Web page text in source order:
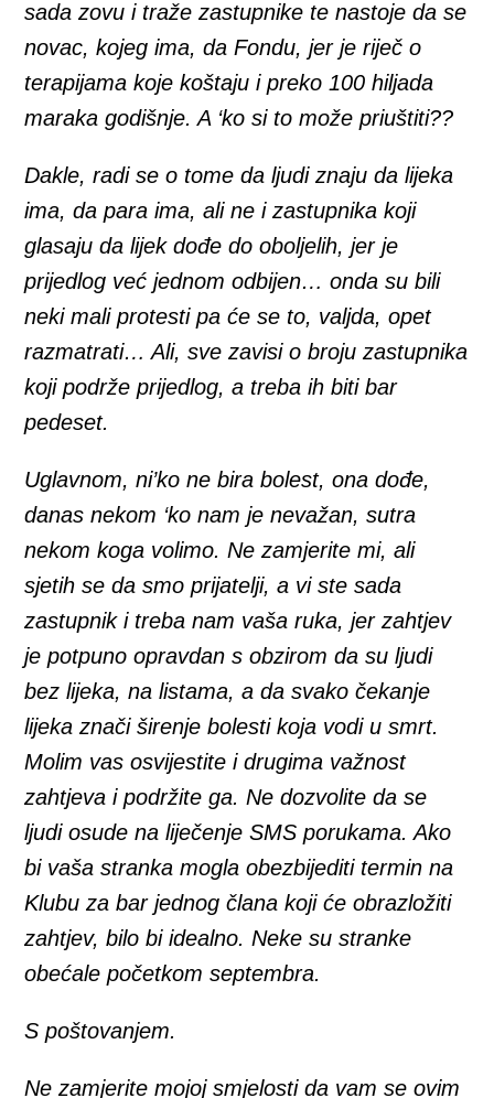
sada zovu i traže zastupnike te nastoje da se
novac, kojeg ima, da Fondu, jer je riječ o
terapijama koje koštaju i preko 100 hiljada
maraka godišnje. A ‘ko si to može priuštiti??
Dakle, radi se o tome da ljudi znaju da lijeka
ima, da para ima, ali ne i zastupnika koji
glasaju da lijek dođe do oboljelih, jer je
prijedlog već jednom odbijen… onda su bili
neki mali protesti pa će se to, valjda, opet
razmatrati… Ali, sve zavisi o broju zastupnika
koji podrže prijedlog, a treba ih biti bar
pedeset.
Uglavnom, ni’ko ne bira bolest, ona dođe,
danas nekom ‘ko nam je nevažan, sutra
nekom koga volimo. Ne zamjerite mi, ali
sjetih se da smo prijatelji, a vi ste sada
zastupnik i treba nam vaša ruka, jer zahtjev
je potpuno opravdan s obzirom da su ljudi
bez lijeka, na listama, a da svako čekanje
lijeka znači širenje bolesti koja vodi u smrt.
Molim vas osvijestite i drugima važnost
zahtjeva i podržite ga. Ne dozvolite da se
ljudi osude na liječenje SMS porukama. Ako
bi vaša stranka mogla obezbijediti termin na
Klubu za bar jednog člana koji će obrazložiti
zahtjev, bilo bi idealno. Neke su stranke
obećale početkom septembra.
S poštovanjem.
Ne zamjerite mojoj smjelosti da vam se ovim